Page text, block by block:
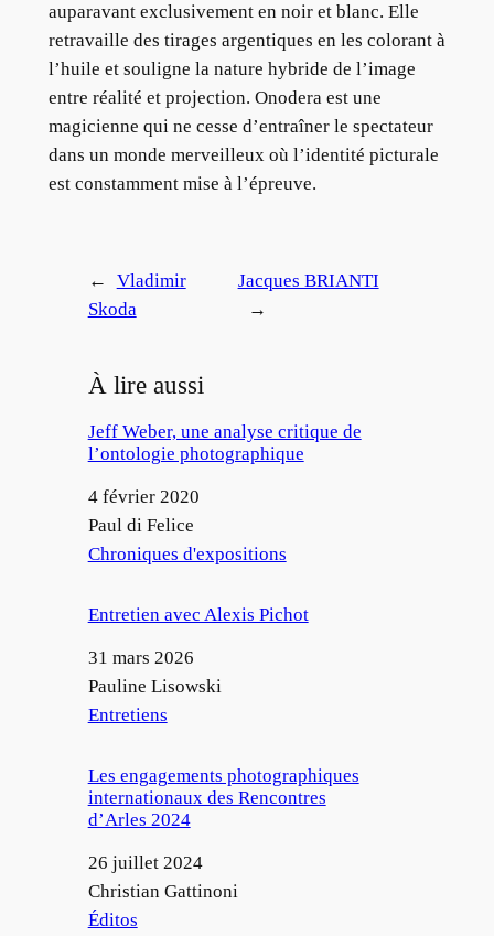
auparavant exclusivement en noir et blanc. Elle
retravaille des tirages argentiques en les colorant à
l’huile et souligne la nature hybride de l’image
entre réalité et projection. Onodera est une
magicienne qui ne cesse d’entraîner le spectateur
dans un monde merveilleux où l’identité picturale
est constamment mise à l’épreuve.
←
Vladimir
Skoda
Jacques BRIANTI
→
À lire aussi
Jeff Weber, une analyse critique de
l’ontologie photographique
Date
4 février 2020
Auteur
Paul di Felice
Par rapport à
Chroniques d'expositions
Entretien avec Alexis Pichot
Date
31 mars 2026
Auteur
Pauline Lisowski
Par rapport à
Entretiens
Les engagements photographiques
internationaux des Rencontres
d’Arles 2024
Date
26 juillet 2024
Auteur
Christian Gattinoni
Par rapport à
Éditos